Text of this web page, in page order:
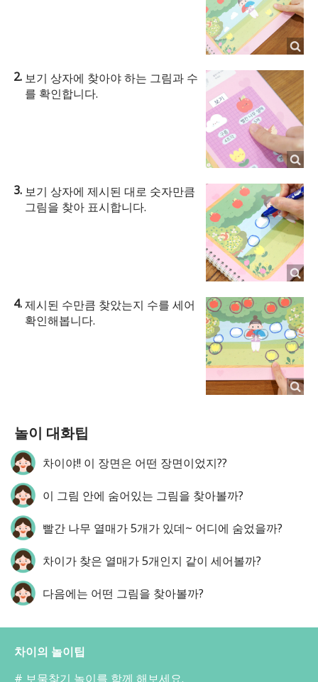
보기 상자에 찾아야 하는 그림과 수
를 확인합니다.
보기 상자에 제시된 대로 숫자만큼
그림을 찾아 표시합니다.
제시된 수만큼 찾았는지 수를 세어
확인해봅니다.
놀이 대화팁
차이야!! 이 장면은 어떤 장면이었지??
이 그림 안에 숨어있는 그림을 찾아볼까?
빨간 나무 열매가 5개가 있데~ 어디에 숨었을까?
차이가 찾은 열매가 5개인지 같이 세어볼까?
다음에는 어떤 그림을 찾아볼까?
차이의 놀이팁
# 보물찾기 놀이를 함께 해보세요.